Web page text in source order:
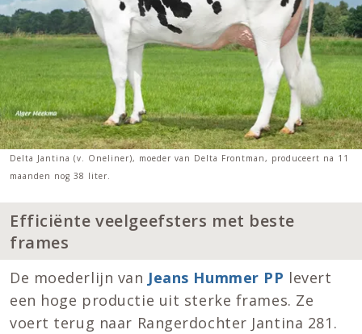
Delta Jantina (v. Oneliner), moeder van Delta Frontman, produceert na 11
maanden nog 38 liter.
Efficiënte veelgeefsters met beste
frames
De moederlijn van Jeans Hummer PP levert
een hoge productie uit sterke frames. Ze
voert terug naar Rangerdochter Jantina 281.